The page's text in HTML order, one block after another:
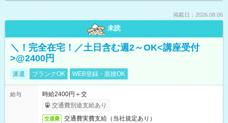
掲載日：2026.08.06
未読
＼！完全在宅！／土日含む週2～OK<講座受付
>@2400円
派遣 ブランクOK WEB登録・面接OK
給与
時給2400円＋交
交通費別途支給あり
交通費 交通費実費支給（当社規定あり）